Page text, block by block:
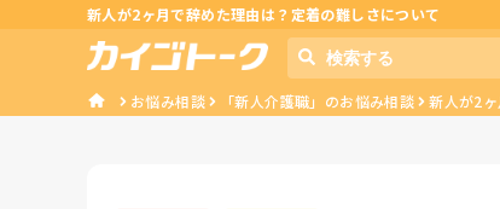
新人が2ヶ月で辞めた理由は？定着の難しさについて
お悩み相談 「新人介護職」のお悩み相談 新人が2